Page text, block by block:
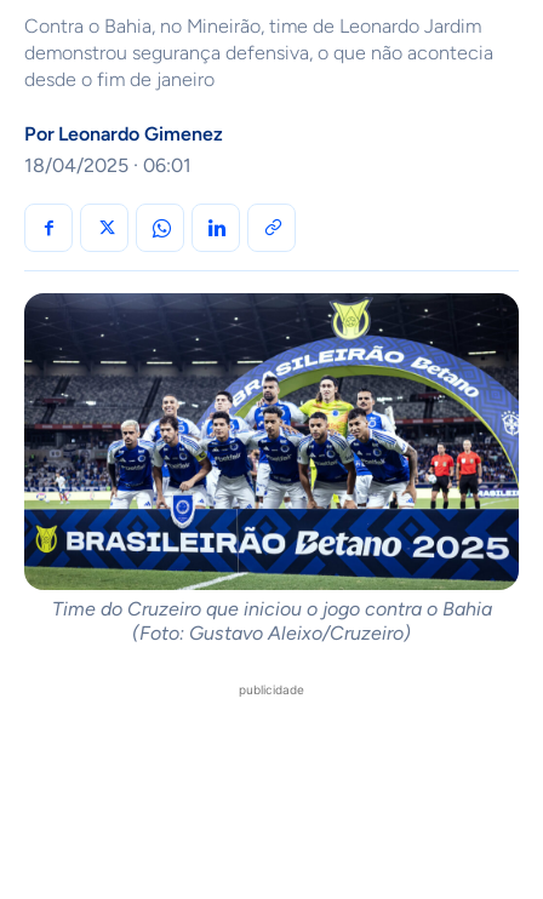
Contra o Bahia, no Mineirão, time de Leonardo Jardim
demonstrou segurança defensiva, o que não acontecia
desde o fim de janeiro
Por Leonardo Gimenez
18/04/2025 · 06:01
Time do Cruzeiro que iniciou o jogo contra o Bahia
(Foto: Gustavo Aleixo/Cruzeiro)
publicidade